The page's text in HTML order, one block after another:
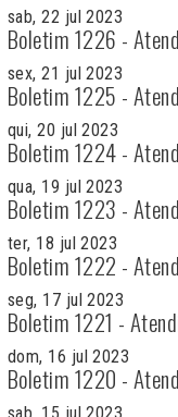
sab, 22 jul 2023
Boletim 1226 -
sex, 21 jul 2023
Boletim 1225 -
qui, 20 jul 2023
Boletim 1224 -
qua, 19 jul 2023
Boletim 1223 -
ter, 18 jul 2023
Boletim 1222 -
seg, 17 jul 2023
Boletim 1221 -
dom, 16 jul 2023
Boletim 1220 -